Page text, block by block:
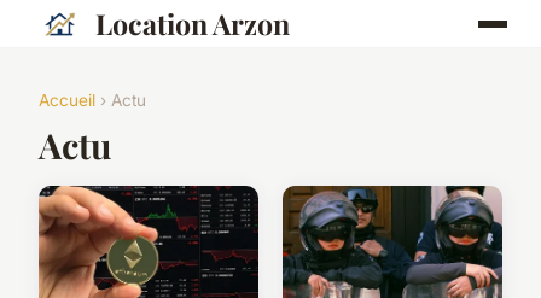
Location Arzon
Accueil › Actu
Actu